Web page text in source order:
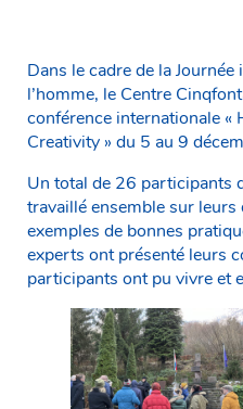
Dans le cadre de la
l’homme, le Centre
conférence internationale «
Creativity » du 5 au 9
Un total de 26 participants
travaillé ensemble sur leurs
exemples de bonnes
experts ont présenté leurs
participants ont pu vivre et